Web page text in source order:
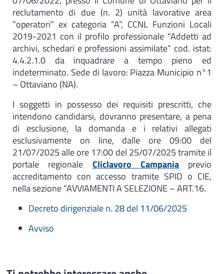
reclutamento di due (n. 2) unità lavorative area
“operatori” ex categoria “A”, CCNL Funzioni Locali
2019-2021 con il profilo professionale “Addetti ad
archivi, schedari e professioni assimilate” cod. istat:
4.4.2.1.0 da inquadrare a tempo pieno ed
indeterminato. Sede di lavoro: Piazza Municipio n°1
– Ottaviano (NA).
I soggetti in possesso dei requisiti prescritti, che
intendono candidarsi, dovranno presentare, a pena
di esclusione, la domanda e i relativi allegati
esclusivamente on line, dalle ore 09:00 del
21/07/2025 alle ore 17:00 del 25/07/2025 tramite il
portale regionale Cliclavoro Campaniaprevio
accreditamento con accesso tramite SPID o CIE,
nella sezione “AVVIAMENTI A SELEZIONE – ART.16.
Decreto dirigenziale n. 28 del 11/06/2025
Avviso